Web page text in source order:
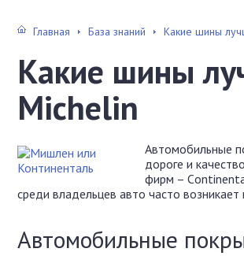
Главная База знаний Какие шины
Какие шины
Michelin
Автомобильные
дороге и
фирм –
среди владельцев авто часто
Автомобильные